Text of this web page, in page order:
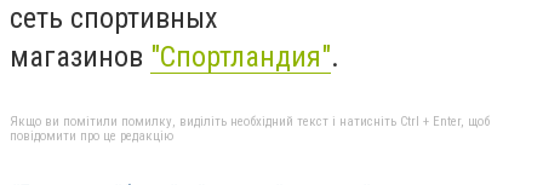
сеть спортивных
магазинов "Спортландия".
Якщо ви помітили помилку, виділіть необхідний текст і натисніть Ctrl + Enter, щоб
повідомити про це редакцію